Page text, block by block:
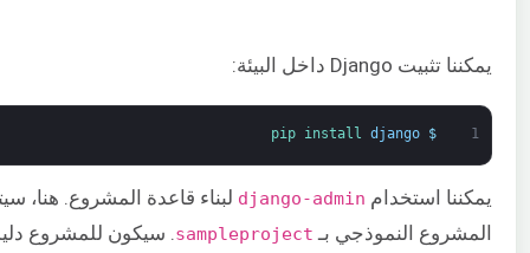
يمكننا تثبيت Django داخل البيئة:
1
$
pip install django
يمكننا استخدام django-admin لبناء قاعدة المشروع. هنا،
المشروع النموذجي بـ sampleproject . سيكون للمشروع